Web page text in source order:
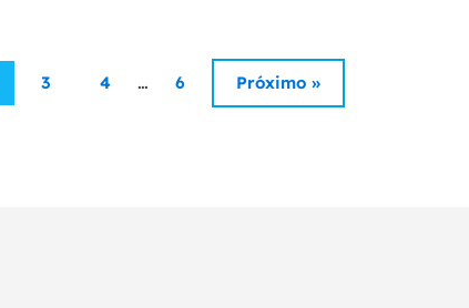
3 4 … 6 Próximo »